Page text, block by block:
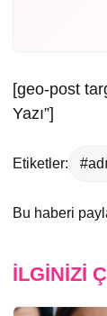
[geo-post
Yazı”]
Etiketler:
Bu haberi
İLGINIZI